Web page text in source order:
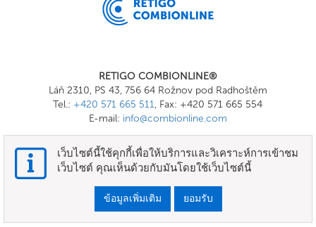
RETIGO COMBIONLINE®
Láň 2310, PS 43, 756 64 Rožnov pod Radhoštěm
Tel.: +420 571 665 511, Fax: +420 571 665 554
E-mail: info@combionline.com
OnlineMenu
ข้อกำหนดและเงื่อนไข
เว็บไซต์นี้ใช้คุกกี้เพื่อให้บริการและวิเคราะห์การเข้าชม
เว็บไซต์ คุณเห็นด้วยกับมันโดยใช้เว็บไซต์นี้
ข้อมูลเพิ่มเติม ยอมรับ